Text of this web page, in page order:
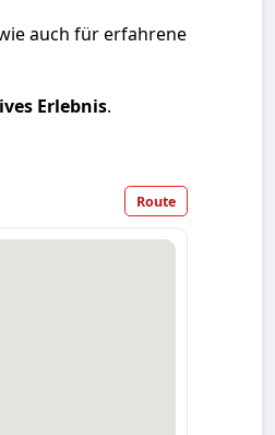
auch für erfahrene
Erlebnis.
Route